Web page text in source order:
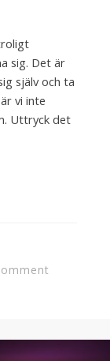
sig. Det är
själv och ta
vi inte
Uttryck det